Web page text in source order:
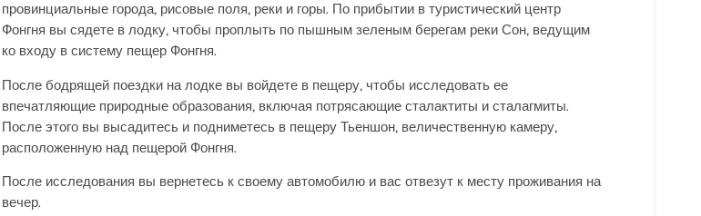
провинциальные города, рисовые поля, реки и горы. По прибытии в туристический центр
Фонгня вы сядете в лодку, чтобы проплыть по пышным зеленым берегам реки Сон, ведущим
ко входу в систему пещер Фонгня.
После бодрящей поездки на лодке вы войдете в пещеру, чтобы исследовать ее
впечатляющие природные образования, включая потрясающие сталактиты и сталагмиты.
После этого вы высадитесь и подниметесь в пещеру Тьеншон, величественную камеру,
расположенную над пещерой Фонгня.
После исследования вы вернетесь к своему автомобилю и вас отвезут к месту проживания на
вечер.